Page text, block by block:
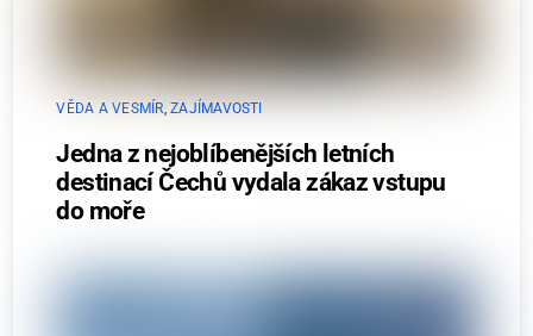
VĚDA A VESMÍR,ZAJÍMAVOSTI
Jedna z nejoblíbenějších letních
destinací Čechů vydala zákaz vstupu
do moře